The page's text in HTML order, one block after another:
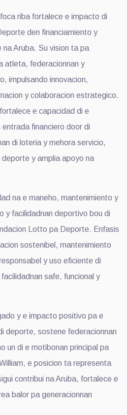
riba fortalece e impacto di
den financiamiento y
Aruba. Su vision ta pa
atleta, federacionnan y
impulsando innovacion,
y colaboracion estrategico.
e capacidad di e
financiero door di
di loteria y mehora servicio,
y amplia apoyo na
na e maneho, mantenimiento y
y facilidadnan deportivo bou di
Lotto pa Deporte. Enfasis
sostenibel, mantenimiento
y uso eficiente di
safe, funcional y
y e impacto positivo pa e
deporte, sostene federacionnan
un di e motibonan principal pa
e posicion ta representa
contribui na Aruba, fortalece e
balor pa generacionnan